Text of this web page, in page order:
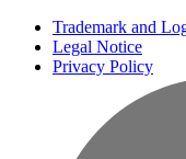
Trademark and
Legal Notice
Privacy Policy